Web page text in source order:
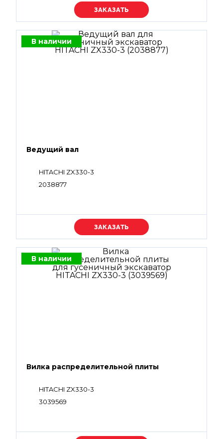
Уточняйте цену
В наличии
Ведущий вал
HITACHI ZX330-3
2038877
Уточняйте цену
В наличии
Вилка распределительной плиты
HITACHI ZX330-3
3039569